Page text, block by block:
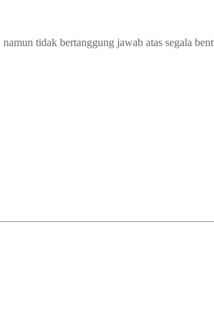
tidak bertanggung jawab atas segala